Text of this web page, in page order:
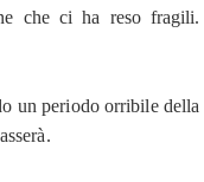
che ci ha reso
un periodo orribile